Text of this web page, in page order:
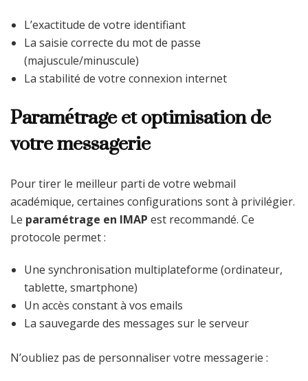
L’exactitude de votre identifiant
La saisie correcte du mot de passe
(majuscule/minuscule)
La stabilité de votre connexion internet
Paramétrage et optimisation de
votre messagerie
Pour tirer le meilleur parti de votre webmail
académique, certaines configurations sont à privilégier.
Le paramétrage en IMAP est recommandé. Ce
protocole permet :
Une synchronisation multiplateforme (ordinateur,
tablette, smartphone)
Un accès constant à vos emails
La sauvegarde des messages sur le serveur
N’oubliez pas de personnaliser votre messagerie :